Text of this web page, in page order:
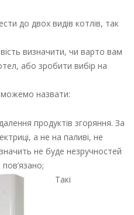
до двох видів котлів, так
визначити, чи варто вам
або зробити вибір на
назвати:
продуктів згоряння. За
а не на паливі, не
не буде незручностей
Такі